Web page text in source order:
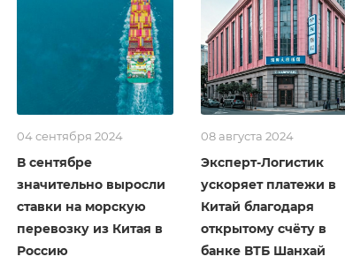
04 сентября 2024
В сентябре
значительно выросли
ставки на морскую
перевозку из Китая в
Россию
08 августа 2024
Эксперт-Логистик
ускоряет платежи в
Китай благодаря
открытому счёту в
банке ВТБ Шанхай